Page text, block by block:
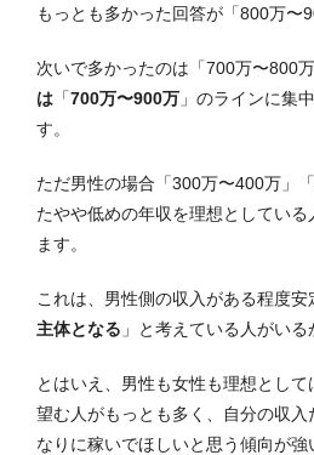
もっとも多かった回答が「800万〜
次いで多かったのは「700万〜800万
は 「700万〜900万 」のラインに集
す。
ただ男性の場合「300万〜400万」
たやや低めの年収を理想としてい
ます。
これは、男性側の収入がある程度安
主体となる 」と考えている人がいる
とはいえ、男性も女性も理想とし
望む人がもっとも多く、自分の収
なりに稼いでほしいと思う傾向が強